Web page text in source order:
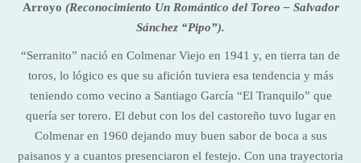
Arroyo (Reconocimiento Un Romántico del Toreo – Salvador
Sánchez “Pipo”).
“Serranito” nació en Colmenar Viejo en 1941 y, en tierra tan de
toros, lo lógico es que su afición tuviera esa tendencia y más
teniendo como vecino a Santiago García “El Tranquilo” que
quería ser torero. El debut con los del castoreño tuvo lugar en
Colmenar en 1960 dejando muy buen sabor de boca a sus
paisanos y a cuantos presenciaron el festejo. Con una trayectoria